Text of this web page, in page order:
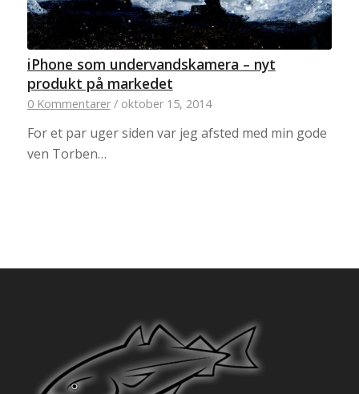
iPhone som undervandskamera – nyt
produkt på markedet
0 Kommentarer / oktober 15, 2014
For et par uger siden var jeg afsted med min gode
ven Torben…